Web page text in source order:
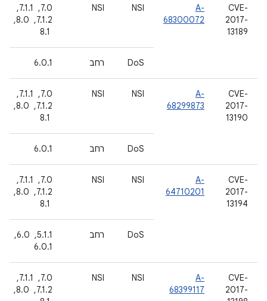
CVE-
2017-
13189
A-
68300072
NSI
NSI
7.0, ‏ 7.1.1, ‏
7.1.2, ‏ 8.0,
DoS רחב 6.0.1
CVE-
2017-
13190
A-
68299873
NSI
NSI
7.0, ‏ 7.1.1, ‏
7.1.2, ‏ 8.0,
DoS רחב 6.0.1
CVE-
2017-
13194
A-
64710201
NSI
NSI
7.0, ‏ 7.1.1, ‏
7.1.2, ‏ 8.0,
DoS רחב
5.1.1, ‏ 6.0, ‏
6.0.1
CVE-
2017-
A-
68399117
NSI
NSI
7.0, ‏ 7.1.1, ‏
7.1.2, ‏ 8.0,